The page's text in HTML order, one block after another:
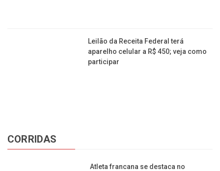
Leilão da Receita Federal terá
aparelho celular a R$ 450; veja como
participar
CORRIDAS
Atleta francana se destaca no